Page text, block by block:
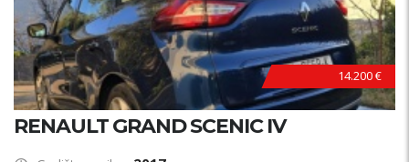
14.200 €
RENAULT GRAND SCENIC IV